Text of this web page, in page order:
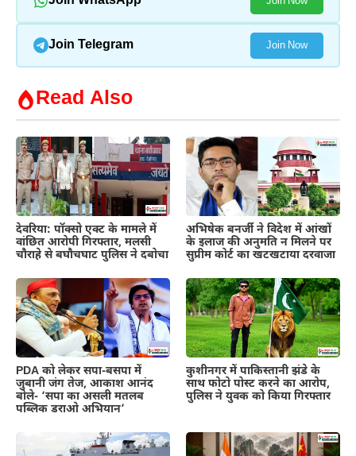
Join Telegram Join Now
Read Also
देवरिया: पॉक्सो एक्ट के मामले में
वांछित आरोपी गिरफ्तार, मलसी
चौराहे से बघौचघाट पुलिस ने दबोचा
अभिषेक बनर्जी ने विदेश में आंखों
के इलाज की अनुमति न मिलने पर
सुप्रीम कोर्ट का खटखटाया दरवाजा
PDA को लेकर सपा-बसपा में
जुबानी जंग तेज, आकाश आनंद
बोले- ‘सपा का असली मतलब
पब्लिक डराओ अभियान’
कुशीनगर में पाकिस्तानी झंडे के
साथ फोटो पोस्ट करने का आरोप,
पुलिस ने युवक को किया गिरफ्तार